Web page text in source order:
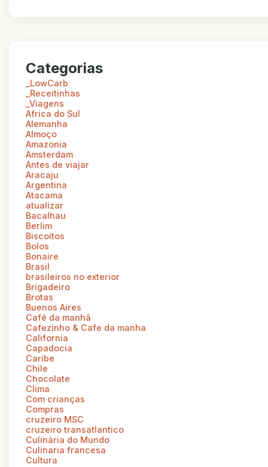
Categorias
_LowCarb
_Receitinhas
_Viagens
Africa do Sul
Alemanha
Almoço
Amazonia
Amsterdam
Antes de viajar
Aracaju
Argentina
Atacama
atualizar
Bacalhau
Berlim
Biscoitos
Bolos
Bonaire
Brasil
brasileiros no exterior
Brigadeiro
Brotas
Buenos Aires
Café da manhã
Cafezinho & Cafe da manha
California
Capadocia
Caribe
Chile
Chocolate
Clima
Com crianças
Compras
cruzeiro MSC
cruzeiro transatlantico
Culinária do Mundo
Culinaria francesa
Cultura